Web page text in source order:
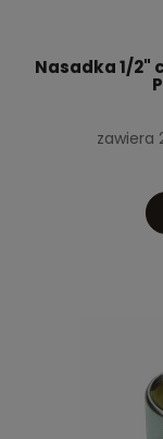
Nasadka 1/2"
zawiera